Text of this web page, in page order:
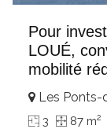
Pour
LOUÉ,
mobilité
Les Ponts-
3 87 m2